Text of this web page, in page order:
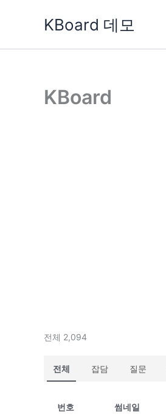
KBoard 데모
KBoard
전체 2,094
전체 잡담 질문
번호 썸네일